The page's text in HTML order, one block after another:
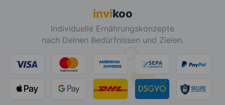
invikoo
Individuelle Ernährungskonzepte
nach Deinen Bedürfnissen und Zielen.